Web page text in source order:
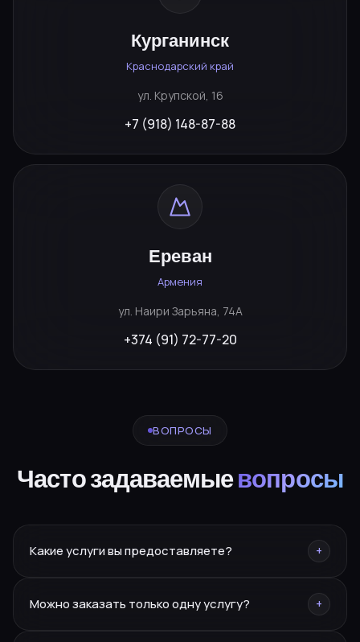
Курганинск
Краснодарский край
ул. Крупской, 16
+7 (918) 148-87-88
Ереван
Армения
ул. Наири Зарьяна, 74А
+374 (91) 72-77-20
ВОПРОСЫ
Часто задаваемыевопросы
Какие услуги вы предоставляете? +
дизайн, полиграфия, фото/видео, маркетплейсы,
Можно заказать только одну услугу? +